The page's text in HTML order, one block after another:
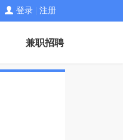
登录 注册
兼职招聘